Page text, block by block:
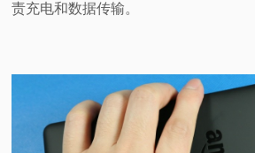
责充电和数据传输。